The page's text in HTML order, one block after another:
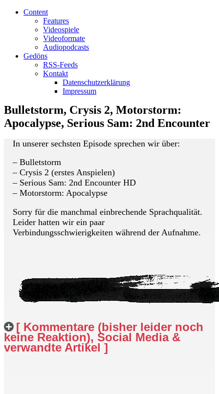
Content
Features
Videospiele
Videoformate
Audiopodcasts
Gedöns
RSS-Feeds
Kontakt
Datenschutzerklärung
Impressum
Bulletstorm, Crysis 2, Motorstorm:
Apocalypse, Serious Sam: 2nd Encounter
In unserer sechsten Episode sprechen wir über:
– Bulletstorm
– Crysis 2 (erstes Anspielen)
– Serious Sam: 2nd Encounter HD
– Motorstorm: Apocalypse
Sorry für die manchmal einbrechende Sprachqualität.
Leider hatten wir ein paar
Verbindungsschwierigkeiten während der Aufnahme.
[ Kommentare (bisher leider noch
keine Reaktion), Social Media &
verwandte Artikel ]